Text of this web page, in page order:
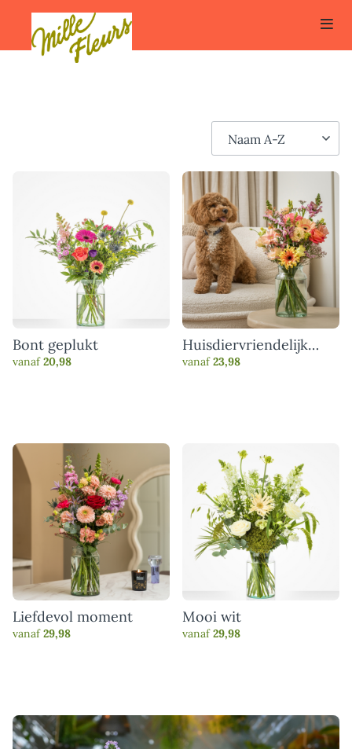
Bont geplukt
vanaf20,98
Huisdiervriendelijk
boeket
vanaf23,98
Liefdevol moment
vanaf29,98
Mooi wit
vanaf29,98